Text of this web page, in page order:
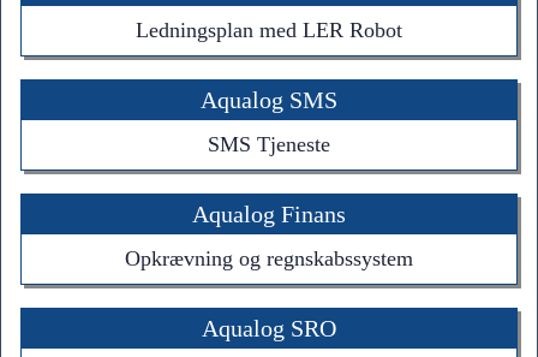
Ledningsplan med LER Robot
Aqualog SMS
SMS Tjeneste
Aqualog Finans
Opkrævning og regnskabssystem
Aqualog SRO